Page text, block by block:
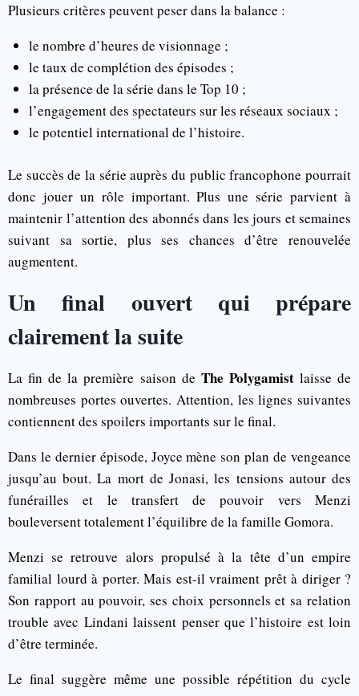
Plusieurs critères peuvent peser dans la balance :
le nombre d’heures de visionnage ;
le taux de complétion des épisodes ;
la présence de la série dans le Top 10 ;
l’engagement des spectateurs sur les réseaux sociaux ;
le potentiel international de l’histoire.
Le succès de la série auprès du public francophone pourrait
donc jouer un rôle important. Plus une série parvient à
maintenir l’attention des abonnés dans les jours et semaines
suivant sa sortie, plus ses chances d’être renouvelée
augmentent.
Un final ouvert qui prépare
clairement la suite
La fin de la première saison de The Polygamistlaisse de
nombreuses portes ouvertes. Attention, les lignes suivantes
contiennent des spoilers importants sur le final.
Dans le dernier épisode, Joyce mène son plan de vengeance
jusqu’au bout. La mort de Jonasi, les tensions autour des
funérailles et le transfert de pouvoir vers Menzi
bouleversent totalement l’équilibre de la famille Gomora.
Menzi se retrouve alors propulsé à la tête d’un empire
familial lourd à porter. Mais est-il vraiment prêt à diriger ?
Son rapport au pouvoir, ses choix personnels et sa relation
trouble avec Lindani laissent penser que l’histoire est loin
d’être terminée.
Le final suggère même une possible répétition du cycle